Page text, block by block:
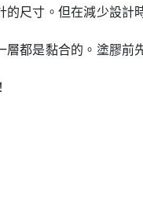
的尺寸。但在減少設計
層都是黏合的。塗膠前